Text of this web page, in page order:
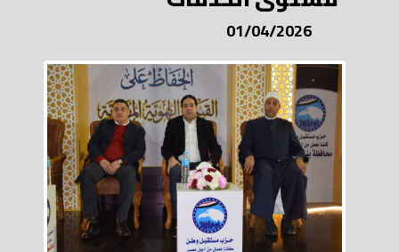
01/04/2026